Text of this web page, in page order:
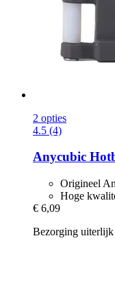
2 opties
4.5 (4)
Anycubic
Origineel
Hoge
€ 6,09
Bezorging uiterlijk